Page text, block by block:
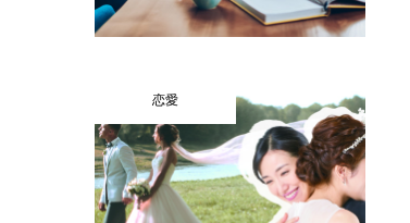
恋愛